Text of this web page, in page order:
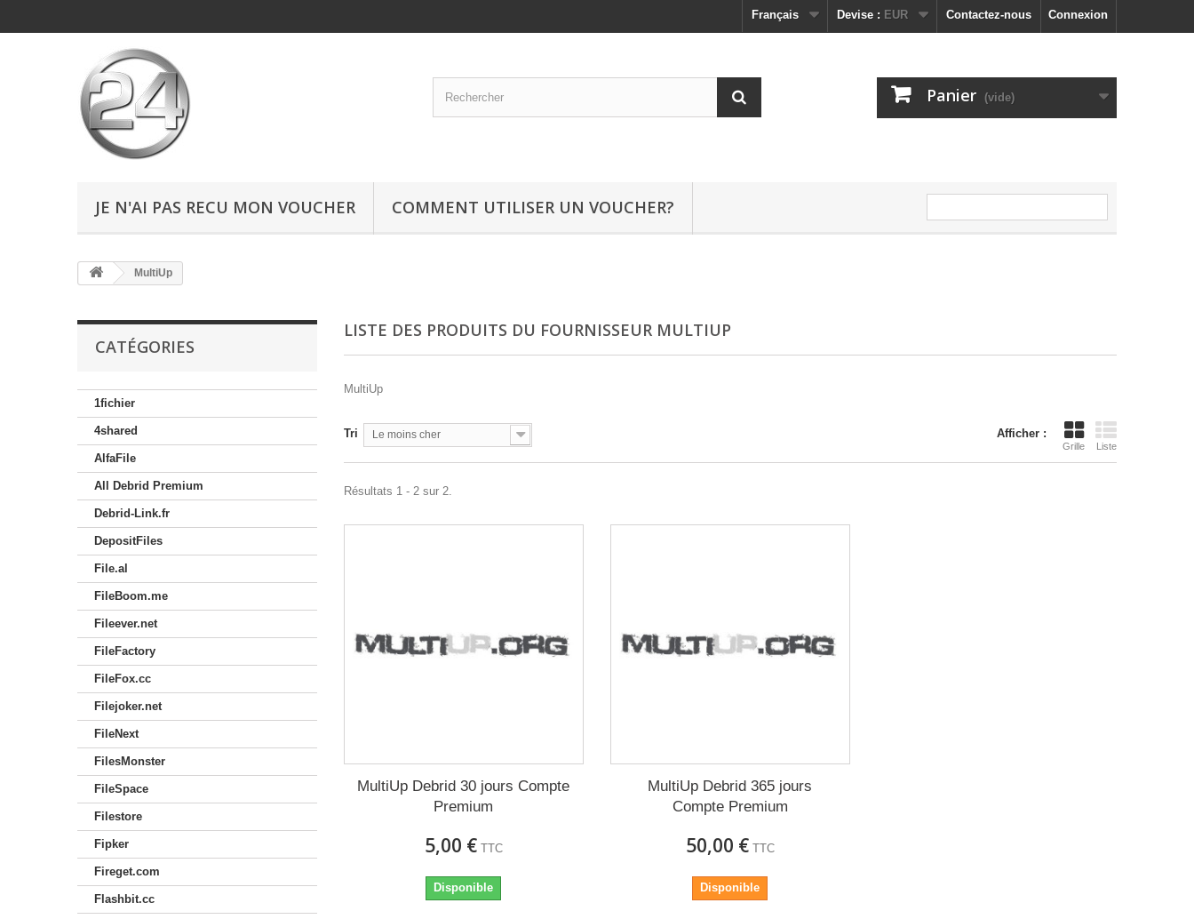
Connexion
Contactez-nous
Devise : EUR
Français
Panier (vide)
JE N'AI PAS RECU MON VOUCHER COMMENT UTILISER UN VOUCHER?
MultiUp
CATÉGORIES
1fichier
4shared
AlfaFile
All Debrid Premium
Debrid-Link.fr
DepositFiles
File.al
FileBoom.me
Fileever.net
FileFactory
FileFox.cc
Filejoker.net
FileNext
FilesMonster
FileSpace
Filestore
Fipker
Fireget.com
Flashbit.cc
LISTE DES PRODUITS DU FOURNISSEUR MULTIUP
MultiUp
Afficher :
Grille Liste
Tri Le moins cher
Résultats 1 - 2 sur 2.
MultiUp Debrid 30 jours Compte
Premium
5,00 € TTC
Disponible
MultiUp Debrid 365 jours
Compte Premium
50,00 € TTC
Disponible